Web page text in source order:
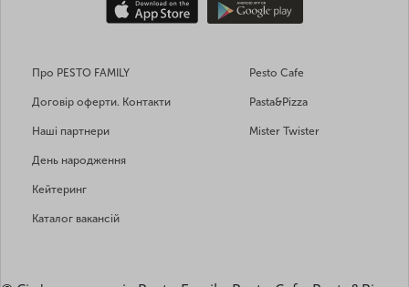
Про PESTO FAMILY
Договір оферти. Контакти
Наші партнери
День народження
Кейтеринг
Каталог вакансій
Pesto Cafe
Pasta&Pizza
Mister Twister